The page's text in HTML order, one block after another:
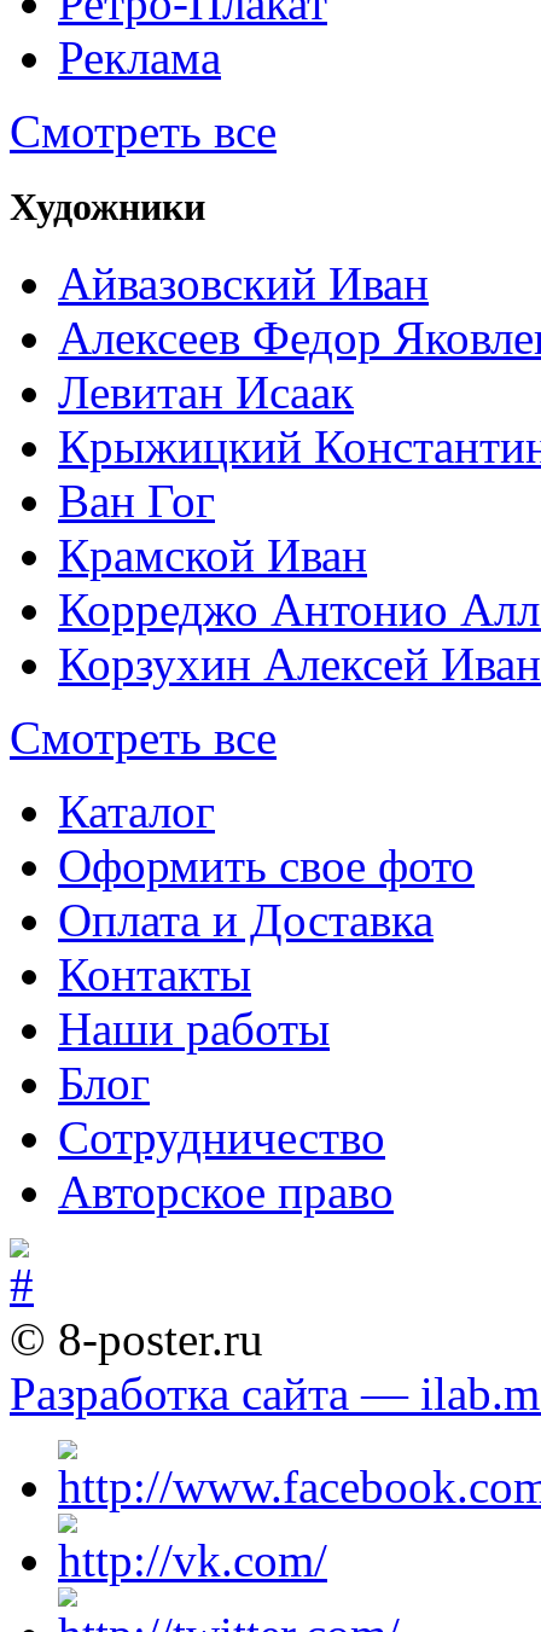
Реклама
Смотреть все
Художники
Айвазовский Иван
Алексеев Федор
Левитан Исаак
Крыжицкий
Ван Гог
Крамской Иван
Корреджо Антонио
Корзухин Алексей
Смотреть все
Каталог
Оформить свое фото
Оплата и Доставка
Контакты
Наши работы
Блог
Сотрудничество
Авторское право
© 8-poster.ru
Разработка сайта —